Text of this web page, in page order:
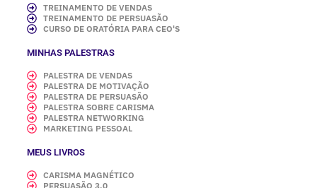
TREINAMENTO DE VENDAS
TREINAMENTO DE PERSUASÃO
CURSO DE ORATÓRIA PARA CEO'S
MINHAS PALESTRAS
PALESTRA DE VENDAS
PALESTRA DE MOTIVAÇÃO
PALESTRA DE PERSUASÃO
PALESTRA SOBRE CARISMA
PALESTRA NETWORKING
MARKETING PESSOAL
MEUS LIVROS
CARISMA MAGNÉTICO
PERSUASÃO 3.0